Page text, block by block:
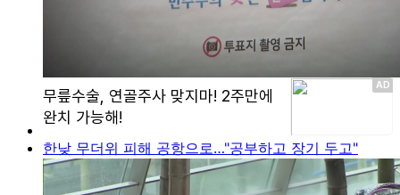
한낮 무더위 피해 공항으로…"공부하고 장기 두고"